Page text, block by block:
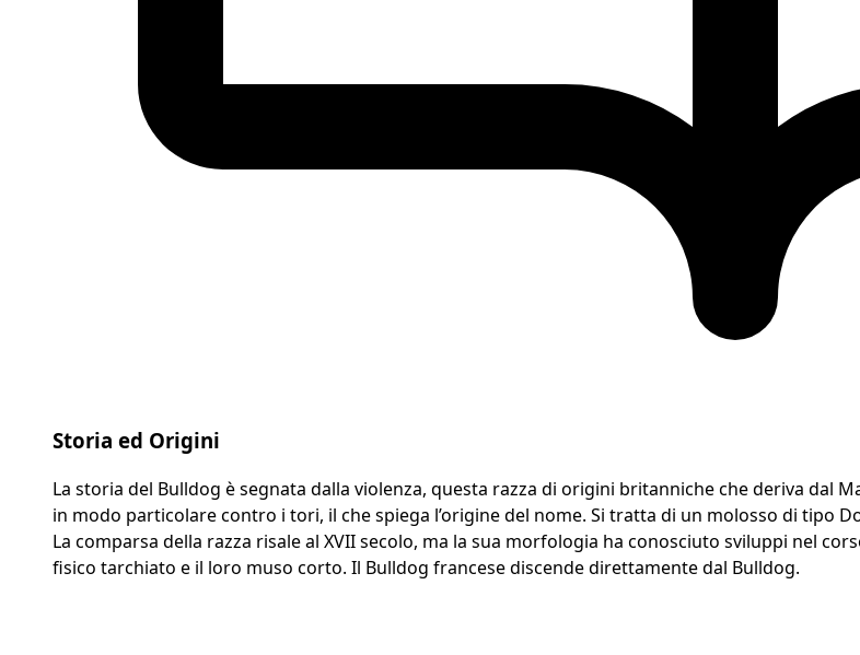
Storia ed Origini
La storia del Bulldog è segnata dalla violenza, questa razza di origini britanniche che deriva dal
in modo particolare contro i tori, il che spiega l’origine del nome. Si tratta di un molosso di tipo
La comparsa della razza risale al XVII secolo, ma la sua morfologia ha conosciuto sviluppi nel
fisico tarchiato e il loro muso corto. Il Bulldog francese discende direttamente dal Bulldog.